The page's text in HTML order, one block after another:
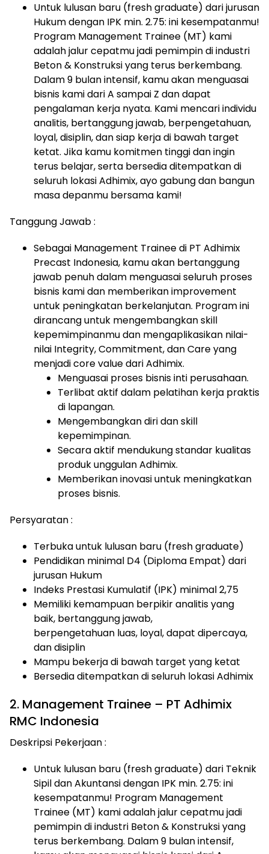
Untuk lulusan baru (fresh graduate) dari jurusan
Hukum dengan IPK min. 2.75: ini kesempatanmu!
Program Management Trainee (MT) kami
adalah jalur cepatmu jadi pemimpin di industri
Beton & Konstruksi yang terus berkembang.
Dalam 9 bulan intensif, kamu akan menguasai
bisnis kami dari A sampai Z dan dapat
pengalaman kerja nyata. Kami mencari individu
analitis, bertanggung jawab, berpengetahuan,
loyal, disiplin, dan siap kerja di bawah target
ketat. Jika kamu komitmen tinggi dan ingin
terus belajar, serta bersedia ditempatkan di
seluruh lokasi Adhimix, ayo gabung dan bangun
masa depanmu bersama kami!
Tanggung Jawab :
Sebagai Management Trainee di PT Adhimix
Precast Indonesia, kamu akan bertanggung
jawab penuh dalam menguasai seluruh proses
bisnis kami dan memberikan improvement
untuk peningkatan berkelanjutan. Program ini
dirancang untuk mengembangkan skill
kepemimpinanmu dan mengaplikasikan nilai-
nilai Integrity, Commitment, dan Care yang
menjadi core value dari Adhimix.
Menguasai proses bisnis inti perusahaan.
Terlibat aktif dalam pelatihan kerja praktis
di lapangan.
Mengembangkan diri dan skill
kepemimpinan.
Secara aktif mendukung standar kualitas
produk unggulan Adhimix.
Memberikan inovasi untuk meningkatkan
proses bisnis.
Persyaratan :
Terbuka untuk lulusan baru (fresh graduate)
Pendidikan minimal D4 (Diploma Empat) dari
jurusan Hukum
Indeks Prestasi Kumulatif (IPK) minimal 2,75
Memiliki kemampuan berpikir analitis yang
baik, bertanggung jawab,
berpengetahuan luas, loyal, dapat dipercaya,
dan disiplin
Mampu bekerja di bawah target yang ketat
Bersedia ditempatkan di seluruh lokasi Adhimix
2. Management Trainee – PT Adhimix
RMC Indonesia
Deskripsi Pekerjaan :
Untuk lulusan baru (fresh graduate) dari Teknik
Sipil dan Akuntansi dengan IPK min. 2.75: ini
kesempatanmu! Program Management
Trainee (MT) kami adalah jalur cepatmu jadi
pemimpin di industri Beton & Konstruksi yang
terus berkembang. Dalam 9 bulan intensif,